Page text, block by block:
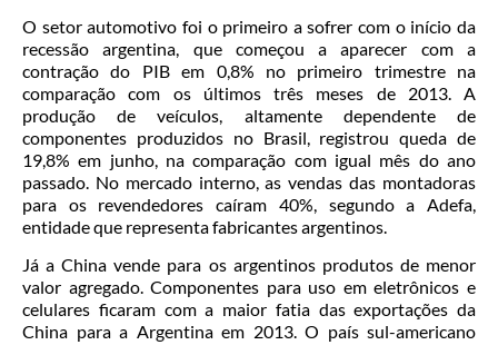
O setor automotivo foi o primeiro a sofrer com o início da
recessão argentina, que começou a aparecer com a
contração do PIB em 0,8% no primeiro trimestre na
comparação com os últimos três meses de 2013. A
produção de veículos, altamente dependente de
componentes produzidos no Brasil, registrou queda de
19,8% em junho, na comparação com igual mês do ano
passado. No mercado interno, as vendas das montadoras
para os revendedores caíram 40%, segundo a Adefa,
entidade que representa fabricantes argentinos.
Já a China vende para os argentinos produtos de menor
valor agregado. Componentes para uso em eletrônicos e
celulares ficaram com a maior fatia das exportações da
China para a Argentina em 2013. O país sul-americano